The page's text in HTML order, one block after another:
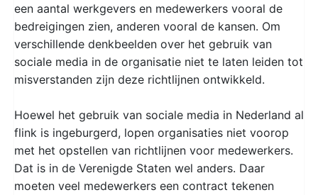
een aantal werkgevers en medewerkers vooral de
bedreigingen zien, anderen vooral de kansen. Om
verschillende denkbeelden over het gebruik van
sociale media in de organisatie niet te laten leiden tot
misverstanden zijn deze richtlijnen ontwikkeld.
Hoewel het gebruik van sociale media in Nederland al
flink is ingeburgerd, lopen organisaties niet voorop
met het opstellen van richtlijnen voor medewerkers.
Dat is in de Verenigde Staten wel anders. Daar
moeten veel medewerkers een contract tekenen